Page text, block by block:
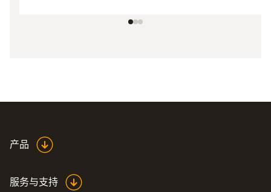
产品
服务与支持